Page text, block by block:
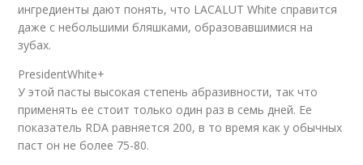
ингредиенты дают понять, что LACALUT White справится
даже с небольшими бляшками, образовавшимися на
зубах.
PresidentWhite+
У этой пасты высокая степень абразивности, так что
применять ее стоит только один раз в семь дней. Ее
показатель RDA равняется 200, в то время как у обычных
паст он не более 75-80.